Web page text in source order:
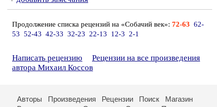
Продолжение списка рецензий на «Собачий век»: 72-63 62-
53 52-43 42-33 32-23 22-13 12-3 2-1
Написать рецензию
Рецензии на все произведения
автора Михаил Коссов
Авторы Произведения Рецензии Поиск
Магазин